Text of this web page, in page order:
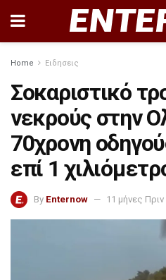
Home Ειδησεις
Σοκαριστικό
νεκρούς στην
70χρονη
επί 1
By Enternow 11 μήνες Πριν